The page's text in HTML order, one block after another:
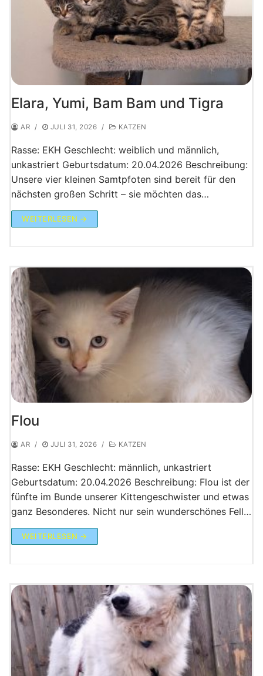
Elara, Yumi, Bam Bam und Tigra
AR / JULI 31, 2026 / KATZEN
Rasse: EKH Geschlecht: weiblich und männlich,
unkastriert Geburtsdatum: 20.04.2026 Beschreibung:
Unsere vier kleinen Samtpfoten sind bereit für den
nächsten großen Schritt – sie möchten das…
WEITERLESEN →
Flou
AR / JULI 31, 2026 / KATZEN
Rasse: EKH Geschlecht: männlich, unkastriert
Geburtsdatum: 20.04.2026 Beschreibung: Flou ist der
fünfte im Bunde unserer Kittengeschwister und etwas
ganz Besonderes. Nicht nur sein wunderschönes Fell…
WEITERLESEN →